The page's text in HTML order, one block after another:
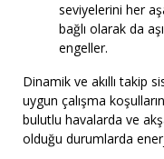
seviyelerini her
bağlı olarak da
engeller.
Dinamik ve akıllı takip
uygun çalışma
bulutlu havalarda ve
olduğu durumlarda enerji